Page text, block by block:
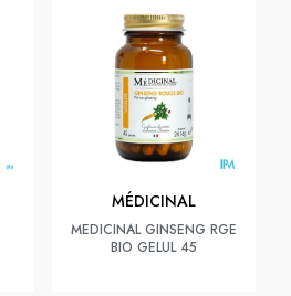
MÉDICINAL
MEDICINAL GINSENG RGE
BIO GELUL 45